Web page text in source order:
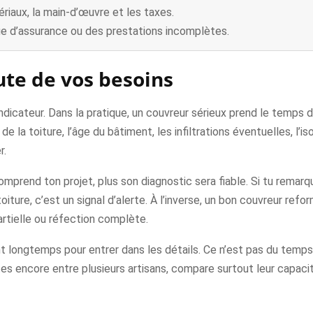
la main-d’œuvre et les taxes.
d’assurance ou des prestations incomplètes.
de vos besoins
Dans la pratique, un couvreur sérieux prend le temps
la toiture, l’âge du bâtiment, les infiltrations éventuelles,
ton projet, plus son diagnostic sera fiable. Si tu
c’est un signal d’alerte. À l’inverse, un bon couvreur
ou réfection complète.
longtemps pour entrer dans les détails. Ce n’est pas du
encore entre plusieurs artisans, compare surtout leur